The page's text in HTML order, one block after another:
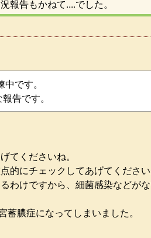
報告もかねて....でした。
です。
告です。
てくださいね。
的にチェックしてあげてください
わけですから、細菌感染などが
膿症になってしまいました。